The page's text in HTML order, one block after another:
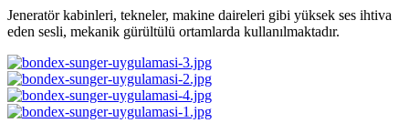
Jeneratör kabinleri, tekneler, makine daireleri gibi yüksek ses ihtiva
eden sesli, mekanik gürültülü ortamlarda kullanılmaktadır.